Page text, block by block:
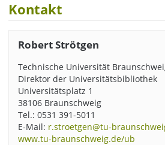
Kontakt
Robert Strötgen
Technische Universität
Direktor der Universitätsbibliothek
Universitätsplatz 1
38106 Braunschweig
Tel.: 0531 391-5011
E-Mail: r.stroetgen@tu-
www.tu-braunschweig.de/ub